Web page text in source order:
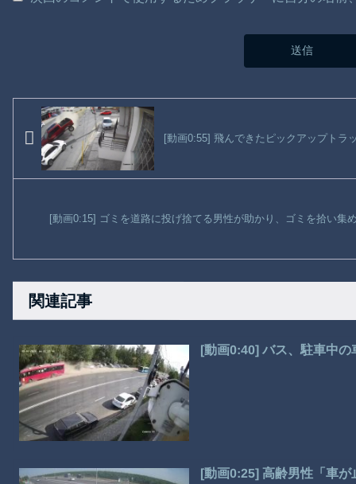
[動画0:55] 飛んできたピックアップトラ
[動画0:15] ゴミを道路に投げ捨てる男性が助かり、ゴミを拾い集
関連記事
[動画0:40] バス、駐車中
[動画0:25] 高齢男性「車